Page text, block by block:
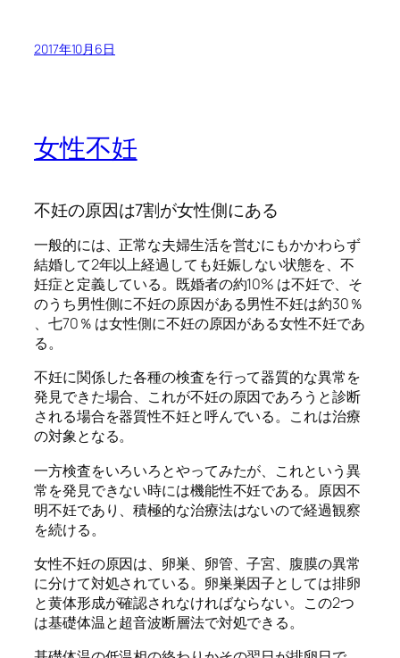
2017年10月6日
女性不妊
不妊の原因は7割が女性側にある
一般的には、正常な夫婦生活を営むにもかかわらず
結婚して2年以上経過しても妊娠しない状態を、不
妊症と定義している。既婚者の約10% は不妊で、そ
のうち男性側に不妊の原因がある男性不妊は約30％
、七70％ は女性側に不妊の原因がある女性不妊であ
る。
不妊に関係した各種の検査を行って器質的な異常を
発見できた場合、これが不妊の原因であろうと診断
される場合を器質性不妊と呼んでいる。これは治療
の対象となる。
一方検査をいろいろとやってみたが、これという異
常を発見できない時には機能性不妊である。原因不
明不妊であり、積極的な治療法はないので経過観察
を続ける。
女性不妊の原因は、卵巣、卵管、子宮、腹膜の異常
に分けて対処されている。卵巣巣因子としては排卵
と黄体形成が確認されなければならない。この2つ
は基礎体温と超音波断層法で対処できる。